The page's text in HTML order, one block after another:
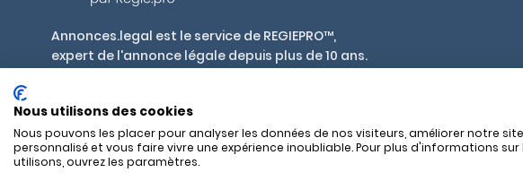
Annonces.legal est le service de REGIEPRO™,
expert de l'annonce légale depuis plus de 10 ans.
habilités en France et outre-mer.
SAS REGIEPRO - 17 rue Alexandre Mari - 06300 Nice — RCS Nice 811 829 662
Nous utilisons des cookies
Nous pouvons les placer pour analyser les données de nos visiteurs, améliorer notre
personnalisé et vous faire vivre une expérience inoubliable. Pour plus d'informations sur
utilisons, ouvrez les paramètres.